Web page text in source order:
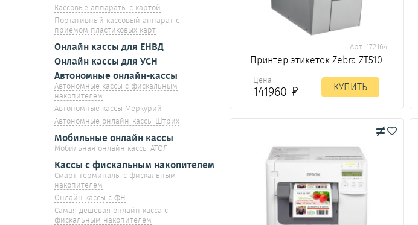
Кассовые аппараты с картой
Портативный кассовый аппарат с
приемом пластиковых карт
Онлайн кассы для ЕНВД
Онлайн кассы для УСН
Автономные онлайн-кассы
Автономные кассы с фискальным
накопителем
Автономные кассы Меркурий
Автономные онлайн-кассы Штрих
Мобильные онлайн кассы
Мобильная онлайн кассы АТОЛ
Кассы с фискальным накопителем
Смарт терминалы с фискальным
накопителем
Онлайн кассы с ФН
Самая дешевая онлайн касса с
фискальным накопителем
Арт. 172164
Принтер этикеток Zebra ZT510
Цена
141960 КУПИТЬ